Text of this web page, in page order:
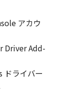
かる
義務お
に関
フトウ
がで
アカウ
Driver Add-
ドライバー